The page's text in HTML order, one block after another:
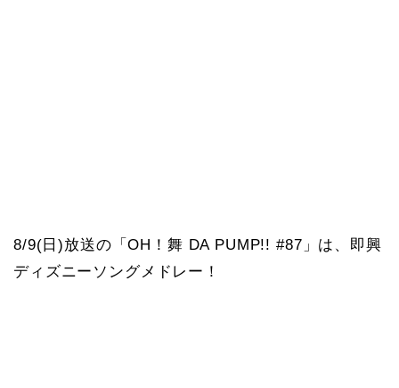
8/9(日)放送の「OH！舞 DA PUMP!! #87」は、即興
ディズニーソングメドレー！